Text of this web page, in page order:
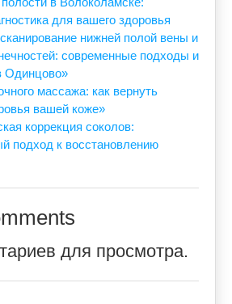
для вашего здоровья
нижней полой вены и
современные подходы и
Одинцово»
массажа: как вернуть
вашей коже»
коррекция соколов:
подход к восстановлению
для просмотра.